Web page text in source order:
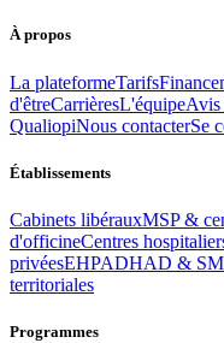
À propos
La plateformeTarifs
d'êtreCarrièresL'équipeAvis
QualiopiNous contacterSe
Établissements
Cabinets libérauxMSP &
d'officineCentres
privéesEHPADHAD &
territoriales
Programmes